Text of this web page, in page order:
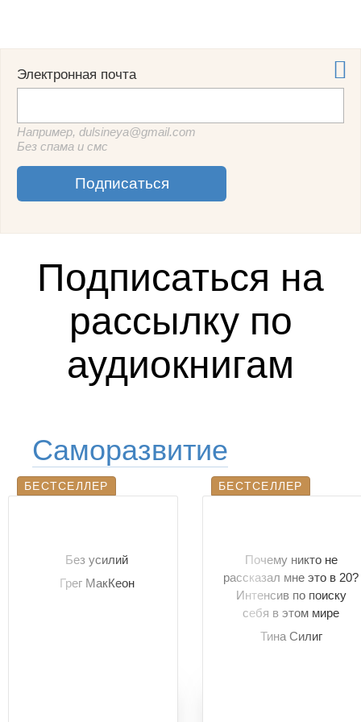

Электронная почта
Например, dulsineya@gmail.com
Без спама и смс
Подписаться
Подписаться на
рассылку по
аудиокнигам
Саморазвитие
БЕСТСЕЛЛЕР
Без усилий
Грег МакКеон
БЕСТСЕЛЛЕР
Почему никто не
рассказал мне это в 20?
Интенсив по поиску
себя в этом мире
Тина Силиг